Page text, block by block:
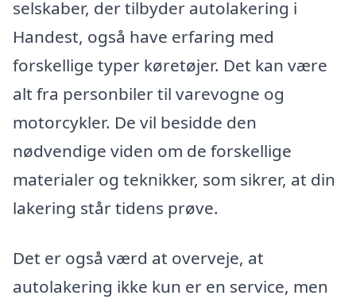
selskaber, der tilbyder autolakering i
Handest, også have erfaring med
forskellige typer køretøjer. Det kan være
alt fra personbiler til varevogne og
motorcykler. De vil besidde den
nødvendige viden om de forskellige
materialer og teknikker, som sikrer, at din
lakering står tidens prøve.
Det er også værd at overveje, at
autolakering ikke kun er en service, men